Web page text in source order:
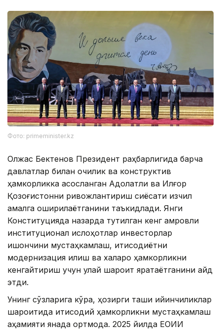
Фото: primeminister.kz
Олжас Бектенов Президент раҳбарлигида барча
давлатлар билан очиқлик ва конструктив
ҳамкорликка асосланган Адолатли ва Илғор
Қозоғистонни ривожлантириш сиёсати изчил
амалга оширилаётганини таъкидлади. Янги
Конституцияда назарда тутилган кенг қамровли
институционал ислоҳотлар инвесторлар
ишончини мустаҳкамлаш, иқтисодиётни
модернизация қилиш ва халқаро ҳамкорликни
кенгайтириш учун қулай шароит яратаётганини қайд
этди.
Унинг сўзларига кўра, ҳозирги ташқи қийинчиликлар
шароитида иқтисодий ҳамкорликни мустаҳкамлаш
аҳамияти янада ортмоқда. 2025 йилда ЕОИИ